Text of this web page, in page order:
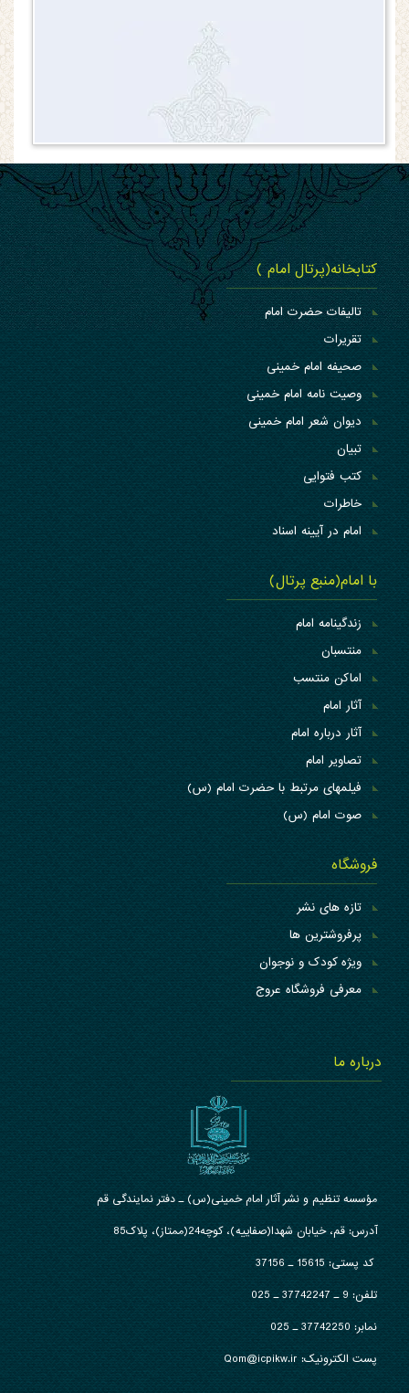
کتابخانه(پرتال امام )
تالیفات حضرت امام
تقریرات
صحیفه امام خمینی
وصیت نامه امام خمینی
دیوان شعر امام خمینی
تبیان
کتب فتوایی
خاطرات
امام در آیینه اسناد
با امام(منبع پرتال)
زندگینامه امام
منتسبان
اماکن منتسب
آثار امام
آثار درباره امام
تصاویر امام
فیلمهای مرتبط با حضرت امام (س)
صوت امام (س)
فروشگاه
تازه های نشر
پرفروشترین ها
ویژه کودک و نوجوان
معرفی فروشگاه عروج
درباره ما
مؤسسه تنظیم و نشر آثار امام خمینی(س) ـ دفتر نمایندگی قم
آدرس: قم، خیابان شهدا(صفاییه)، کوچه24(ممتاز)، پلاک85
کد پستی: 15615 ـ 37156
تلفن:9 ـ 37742247 ـ 025
نمابر:
پست الکترونیک: Qom@icpikw.ir